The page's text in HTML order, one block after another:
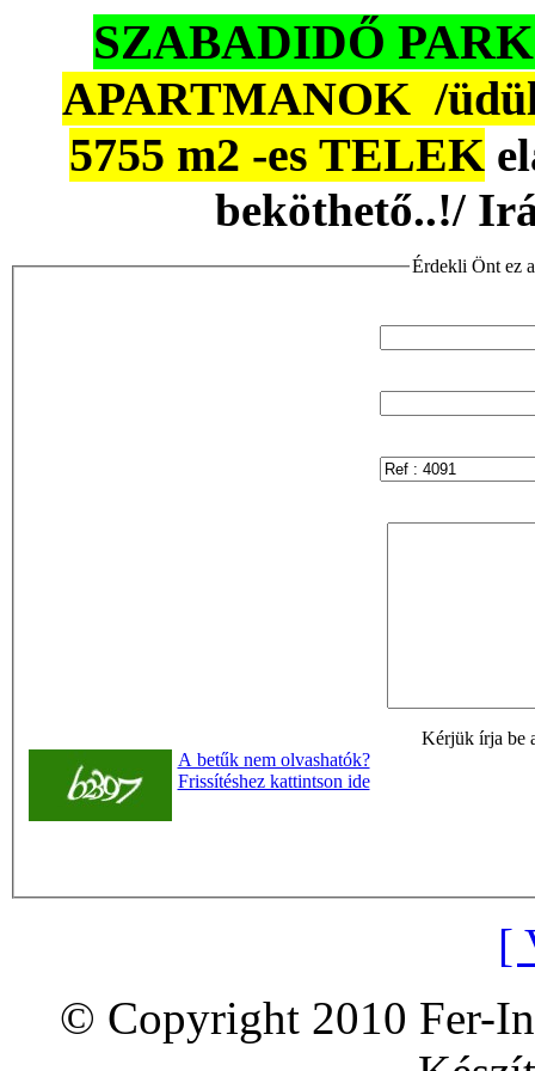
SZABADIDŐ
APARTMANOK /
5755 m2 -es TELEK
beköthető..!/
Érdekli Önt ez
Kérjük írja be
A betűk nem olvashatók?
Frissítéshez kattintson ide
[
© Copyright 2010 Fer-